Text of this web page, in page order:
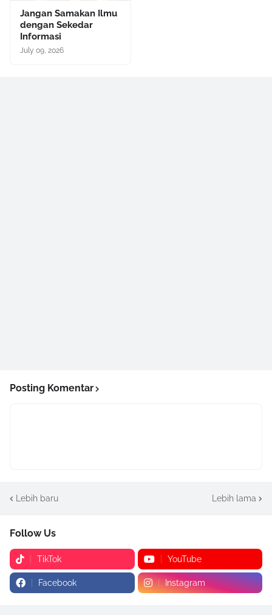
Jangan Samakan Ilmu
dengan Sekedar
Informasi
July 09, 2026
Posting Komentar
Lebih baru Lebih lama
Follow Us
TikTok YouTube
Facebook Instagram